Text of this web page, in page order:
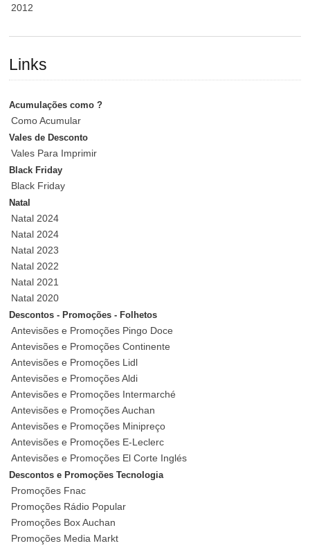
2012
Links
Acumulações como ?
Como Acumular
Vales de Desconto
Vales Para Imprimir
Black Friday
Black Friday
Natal
Natal 2024
Natal 2024
Natal 2023
Natal 2022
Natal 2021
Natal 2020
Descontos - Promoções - Folhetos
Antevisões e Promoções Pingo Doce
Antevisões e Promoções Continente
Antevisões e Promoções Lidl
Antevisões e Promoções Aldi
Antevisões e Promoções Intermarché
Antevisões e Promoções Auchan
Antevisões e Promoções Minipreço
Antevisões e Promoções E-Leclerc
Antevisões e Promoções El Corte Inglés
Descontos e Promoções Tecnologia
Promoções Fnac
Promoções Rádio Popular
Promoções Box Auchan
Promoções Media Markt